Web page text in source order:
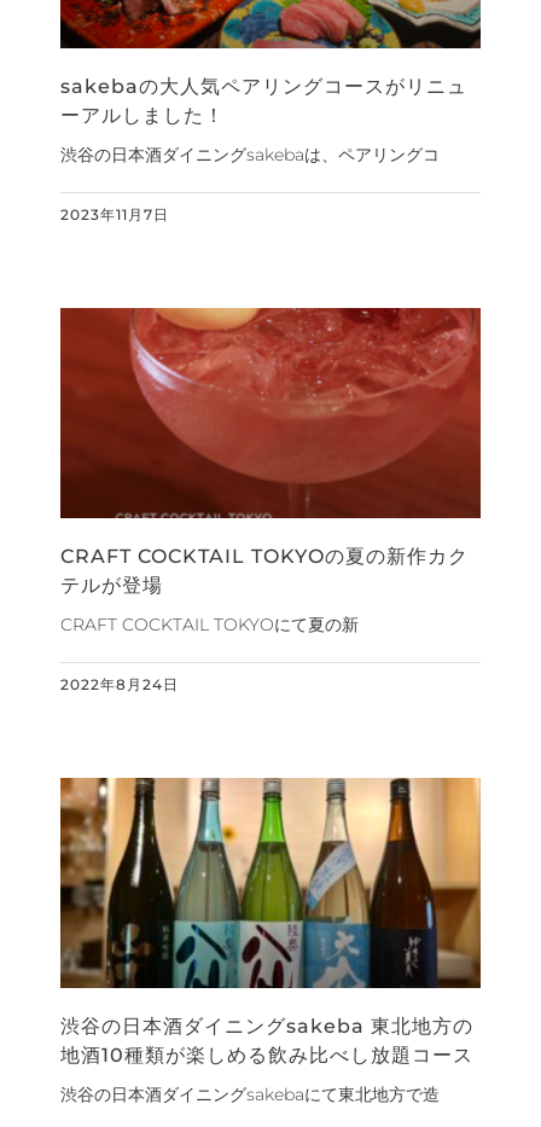
sakebaの大人気ペアリングコースがリニュ
ーアルしました！
渋谷の日本酒ダイニングsakebaは、ペアリングコ
2023年11月7日
CRAFT COCKTAIL TOKYOの夏の新作カク
テルが登場
CRAFT COCKTAIL TOKYOにて夏の新
2022年8月24日
渋谷の日本酒ダイニングsakeba 東北地方の
地酒10種類が楽しめる飲み比べし放題コース
渋谷の日本酒ダイニングsakebaにて東北地方で造